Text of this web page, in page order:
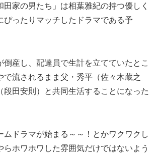
田家の男たち」は相葉雅紀の持つ優しく
ぴったりマッチしたドラマである予
倒産し、配達員で生計を立てていたとこ
で流されるまま父・秀平（佐々木蔵之
段田安則）と共同生活することになった
ムドラマが始まる～～！とかワクワクし
らホワホワした雰囲気だけではないよう